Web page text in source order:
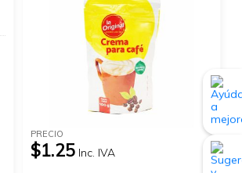
PRECIO
$1.25 Inc. IVA